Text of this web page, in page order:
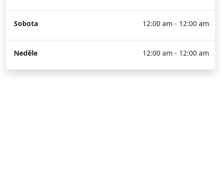
Sobota 12:00 am - 12:00 am
Neděle 12:00 am - 12:00 am